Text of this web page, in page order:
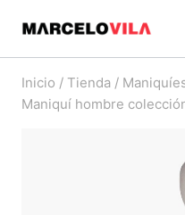
contenido
Inicio / Tienda /
Maniquí hombre